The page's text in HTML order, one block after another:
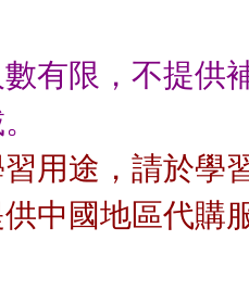
有限，不提供
用途，請於學
中國地區代購